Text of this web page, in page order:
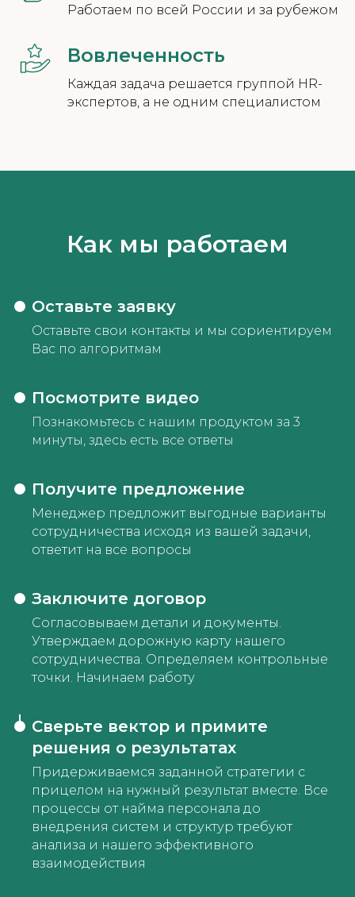
Работаем по всей России и за рубежом
Вовлеченность
Каждая задача решается группой HR-
экспертов, а не одним специалистом
Как мы работаем
Оставьте заявку
Оставьте свои контакты и мы сориентируем
Вас по алгоритмам
Посмотрите видео
Познакомьтесь с нашим продуктом за 3
минуты, здесь есть все ответы
Получите предложение
Менеджер предложит выгодные варианты
сотрудничества исходя из вашей задачи,
ответит на все вопросы
Заключите договор
Согласовываем детали и документы.
Утверждаем дорожную карту нашего
сотрудничества. Определяем контрольные
точки. Начинаем работу
Сверьте вектор и примите
решения о результатах
Придерживаемся заданной стратегии с
прицелом на нужный результат вместе. Все
процессы от найма персонала до
внедрения систем и структур требуют
анализа и нашего эффективного
взаимодействия
Получить консультацию о стоимости
и других условиях вы можете
заявку и мы свяжемся с вами в